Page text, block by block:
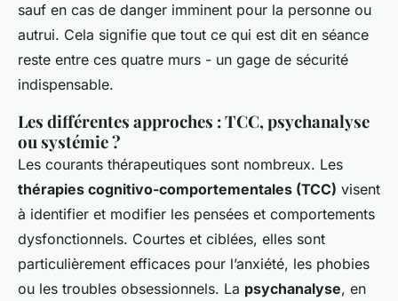
sauf en cas de danger imminent pour la personne ou
autrui. Cela signifie que tout ce qui est dit en séance
reste entre ces quatre murs - un gage de sécurité
indispensable.
Les différentes approches : TCC, psychanalyse
ou systémie ?
Les courants thérapeutiques sont nombreux. Les
thérapies cognitivo-comportementales (TCC) visent
à identifier et modifier les pensées et comportements
dysfonctionnels. Courtes et ciblées, elles sont
particulièrement efficaces pour l’anxiété, les phobies
ou les troubles obsessionnels. La psychanalyse, en